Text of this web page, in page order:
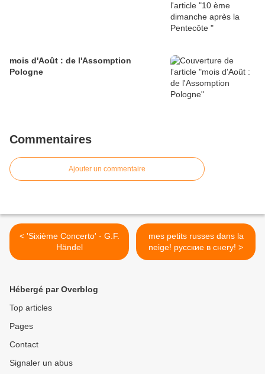
mois d'Août : de l'Assomption
Pologne
Commentaires
Ajouter un commentaire
< 'Sixième Concerto' - G.F.
Händel
mes petits russes dans la
neige! русские в снегу! >
Hébergé par Overblog
Top articles
Pages
Contact
Signaler un abus